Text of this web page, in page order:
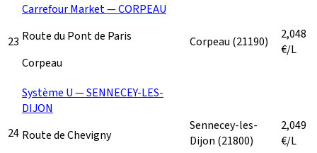
23
Carrefour Market — CORPEAU
Route du Pont de Paris
Corpeau
Corpeau (21190)
2,048
€/L
24
Système U — SENNECEY-LES-
DIJON
Route de Chevigny
Sennecey-les-
Dijon (21800)
2,049
€/L